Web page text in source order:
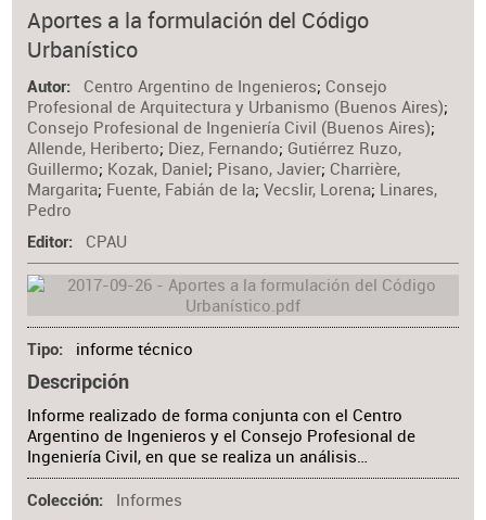
Aportes a la formulación del Código
Urbanístico
Autor Centro Argentino de Ingenieros; Consejo
Profesional de Arquitectura y Urbanismo (Buenos Aires);
Consejo Profesional de Ingeniería Civil (Buenos Aires);
Allende, Heriberto; Diez, Fernando; Gutiérrez Ruzo,
Guillermo; Kozak, Daniel; Pisano, Javier; Charrière,
Margarita; Fuente, Fabián de la;Vecslir, Lorena; Linares,
Pedro
Editor CPAU
Tipo informe técnico
Descripción
Informe realizado de forma conjunta con el Centro
Argentino de Ingenieros y el Consejo Profesional de
Ingeniería Civil, en que se realiza un análisis…
Colección Informes